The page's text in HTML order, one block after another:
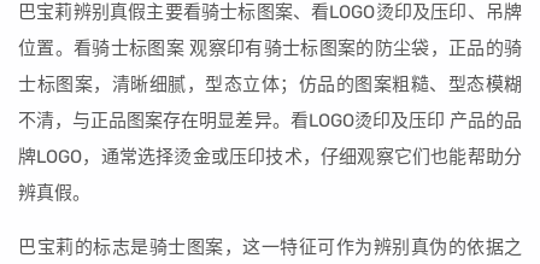
巴宝莉辨别真假主要看骑士标图案、看LOGO烫印及压印、吊牌
位置。看骑士标图案 观察印有骑士标图案的防尘袋，正品的骑
士标图案，清晰细腻，型态立体；仿品的图案粗糙、型态模糊
不清，与正品图案存在明显差异。看LOGO烫印及压印 产品的品
牌LOGO，通常选择烫金或压印技术，仔细观察它们也能帮助分
辨真假。
巴宝莉的标志是骑士图案，这一特征可作为辨别真伪的依据之